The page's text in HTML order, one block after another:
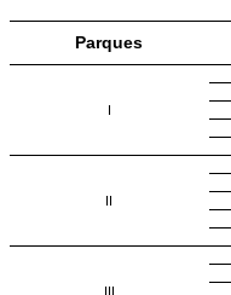
Parques